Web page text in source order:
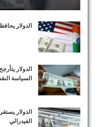
الدولار
الدولار
السياسة
الدولار
الفيدرالي